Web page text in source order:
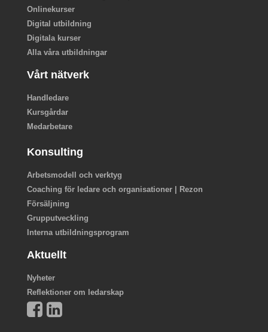
Onlinekurser
Digital utbildning
Digitala kurser
Alla våra utbildningar
Vårt nätverk
Handledare
Kursgårdar
Medarbetare
Konsulting
Arbetsmodell och verktyg
Coaching för ledare och organisationer | Rezon
Försäljning
Grupputveckling
Interna utbildningsprogram
Aktuellt
Nyheter
Reflektioner om ledarskap